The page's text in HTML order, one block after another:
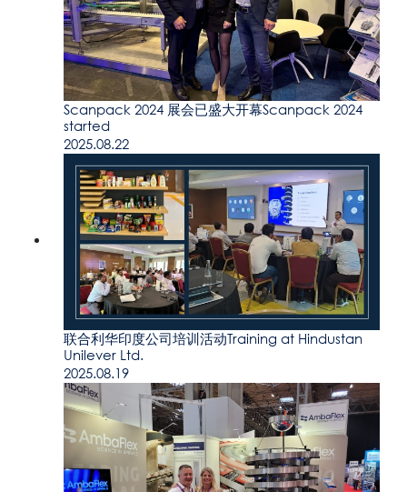
Scanpack 2024 展会已盛大开幕Scanpack 2024
started
2025.08.22
联合利华印度公司培训活动Training at Hindustan
Unilever Ltd.
2025.08.19